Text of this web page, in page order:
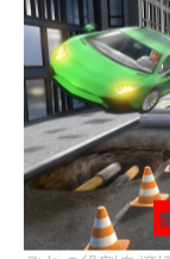
プログラミング
ウェア開発や
術力の向上を目
チームワークも
が一つのプロジ
生まれます。 そ
相乗効果が生ま